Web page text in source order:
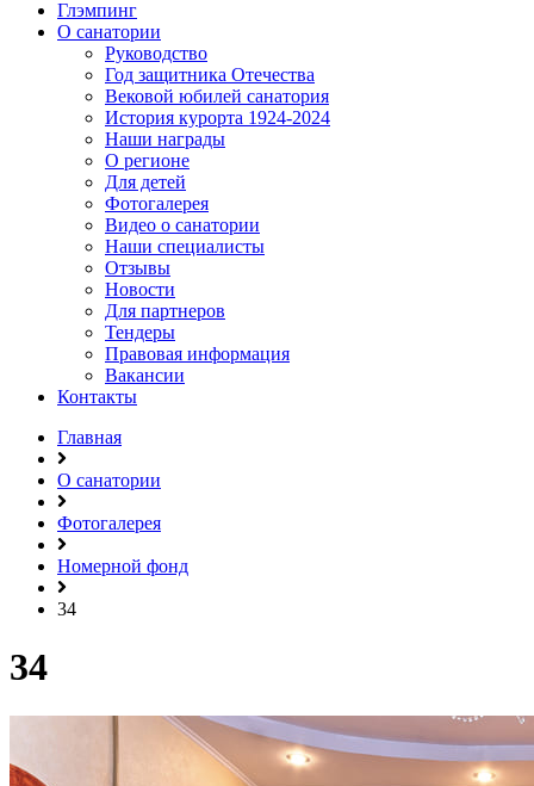
Глэмпинг
О санатории
Руководство
Год защитника Отечества
Вековой юбилей санатория
История курорта 1924-2024
Наши награды
О регионе
Для детей
Фотогалерея
Видео о санатории
Наши специалисты
Отзывы
Новости
Для партнеров
Тендеры
Правовая информация
Вакансии
Контакты
Главная
О санатории
Фотогалерея
Номерной фонд
34
34